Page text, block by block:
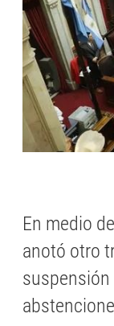
En medio
anotó otro
suspensión